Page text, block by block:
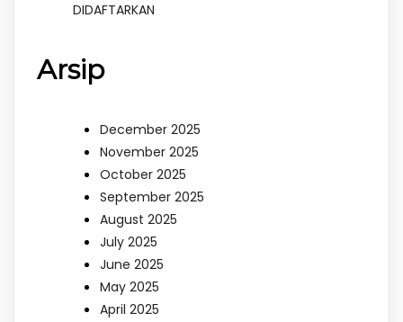
DIDAFTARKAN
Arsip
December 2025
November 2025
October 2025
September 2025
August 2025
July 2025
June 2025
May 2025
April 2025